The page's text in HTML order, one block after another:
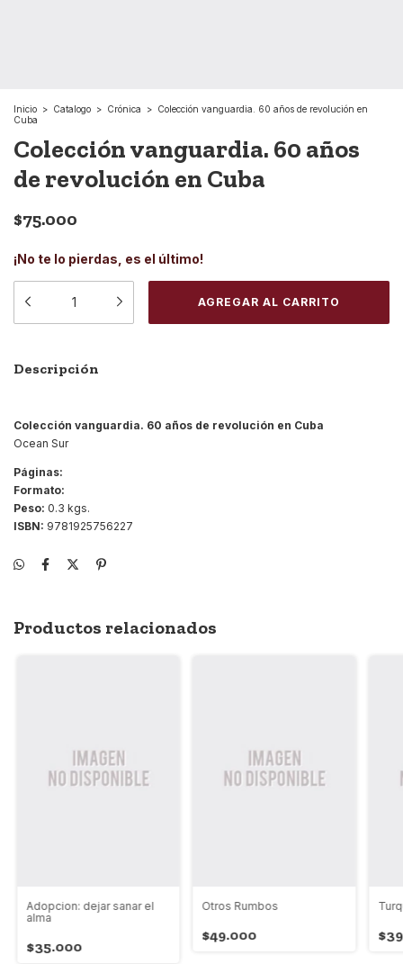
Inicio > Catalogo > Crónica > Colección vanguardia. 60 años de revolución en
Cuba
Colección vanguardia. 60 años
de revolución en Cuba
$75.000
¡No te lo pierdas, es el último!
Descripción
Colección vanguardia. 60 años de revolución en Cuba
Ocean Sur
Páginas:
Formato:
Peso: 0.3 kgs.
ISBN: 9781925756227
Productos relacionados
Adopcion: dejar sanar el
alma
$35.000
Otros Rumbos
$49.000